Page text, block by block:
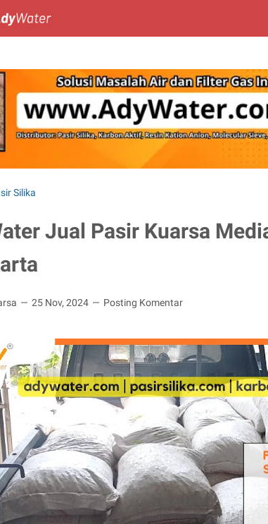
Silika
Jual Pasir Kuarsa
25 Nov, 2024 Posting Komentar